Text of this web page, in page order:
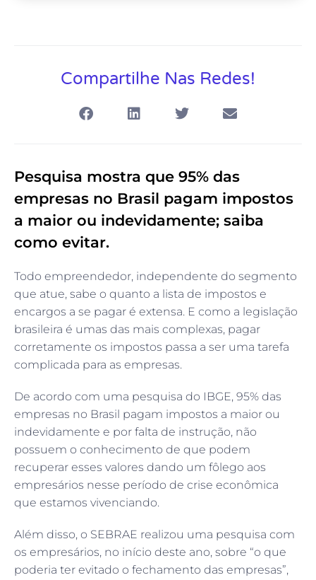
Compartilhe Nas Redes!
Pesquisa mostra que 95% das
empresas no Brasil pagam impostos
a maior ou indevidamente; saiba
como evitar.
Todo empreendedor, independente do segmento
que atue, sabe o quanto a lista de impostos e
encargos a se pagar é extensa. E como a legislação
brasileira é umas das mais complexas, pagar
corretamente os impostos passa a ser uma tarefa
complicada para as empresas.
De acordo com uma pesquisa do IBGE, 95% das
empresas no Brasil pagam impostos a maior ou
indevidamente e por falta de instrução, não
possuem o conhecimento de que podem
recuperar esses valores dando um fôlego aos
empresários nesse período de crise econômica
que estamos vivenciando.
Além disso, o SEBRAE realizou uma pesquisa com
os empresários, no início deste ano, sobre “o que
poderia ter evitado o fechamento das empresas”,